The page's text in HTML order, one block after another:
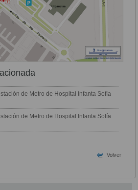
de Metro de Hospital Infanta Sofía
de Metro de Hospital Infanta Sofía
Volver